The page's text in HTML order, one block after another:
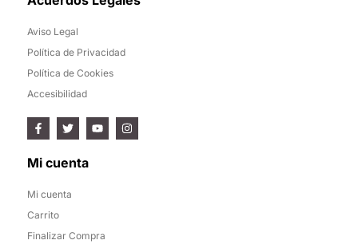
Aviso Legal
Política de Privacidad
Política de Cookies
Accesibilidad
Mi cuenta
Mi cuenta
Carrito
Finalizar Compra